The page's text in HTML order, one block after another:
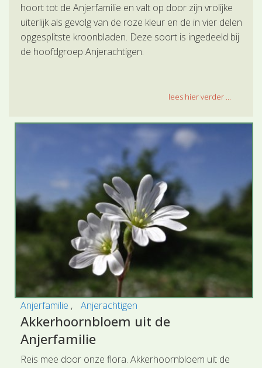
hoort tot de Anjerfamilie en valt op door zijn vrolijke
uiterlijk als gevolg van de roze kleur en de in vier delen
opgesplitste kroonbladen. Deze soort is ingedeeld bij
de hoofdgroep Anjerachtigen.
lees hier verder ...
Anjerfamilie Anjerachtigen
Akkerhoornbloem uit de
Anjerfamilie
Reis mee door onze flora. Akkerhoornbloem uit de